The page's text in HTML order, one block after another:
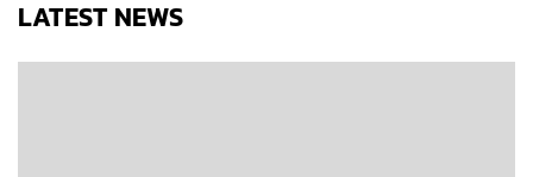
LATEST NEWS